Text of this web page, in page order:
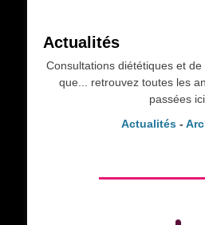
Actualités
Consultations diététiques et
que... retrouvez toutes les
passées ici.
Actualités-